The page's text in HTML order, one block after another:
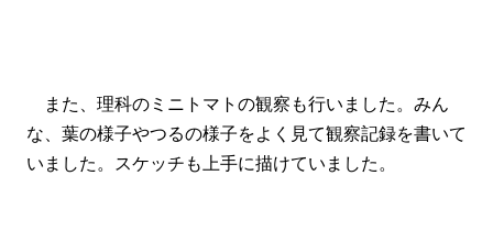
また、理科のミニトマトの観察も行いました。みん
な、葉の様子やつるの様子をよく見て観察記録を書いて
いました。スケッチも上手に描けていました。